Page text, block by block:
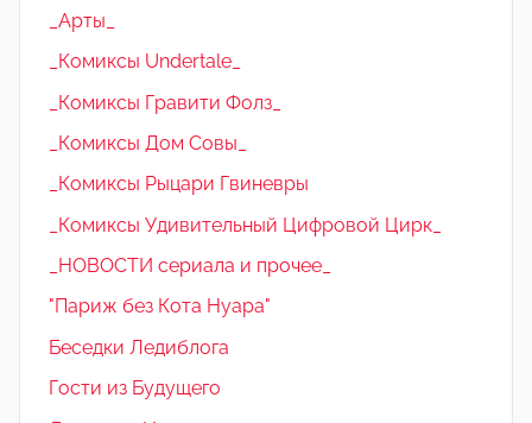
_Арты_
_Комиксы Undertale_
_Комиксы Гравити Фолз_
_Комиксы Дом Совы_
_Комиксы Рыцари Гвиневры
_Комиксы Удивительный Цифровой Цирк_
_НОВОСТИ сериала и прочее_
"Париж без Кота Нуара"
Беседки Ледиблога
Гости из Будущего